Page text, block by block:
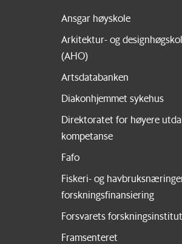
Ansgar høyskole
Arkitektur- og
(AHO)
Artsdatabanken
Diakonhjemmet sykehus
Direktoratet for høyere
kompetanse
Fafo
Fiskeri- og
forskningsfinansiering
Forsvarets
Framsenteret